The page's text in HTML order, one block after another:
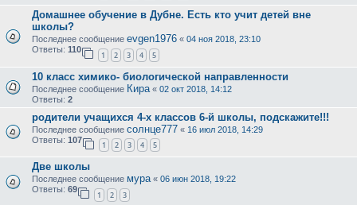
Домашнее обучение в Дубне. Есть кто учит детей вне
школы?
Последнее сообщение evgen1976 « 04 ноя 2018, 23:10
Ответы: 110
1 2 3 4 5
10 класс химико- биологической направленности
Последнее сообщение Кира « 02 окт 2018, 14:12
Ответы: 2
родители учащихся 4-х классов 6-й школы, подскажите!!!
Последнее сообщение солнце777 « 16 июл 2018, 14:29
Ответы: 107
1 2 3 4 5
Две школы
Последнее сообщение мура « 06 июн 2018, 19:22
Ответы: 69
1 2 3